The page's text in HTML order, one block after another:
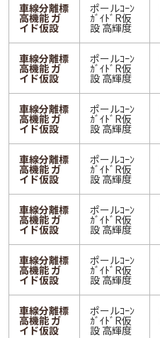
車線分離標
高機能 ガ
イド仮設
ポールｺｰﾝ
ｶﾞｲﾄﾞR仮
設 高輝度
車線分離標
高機能 ガ
イド仮設
ポールｺｰﾝ
ｶﾞｲﾄﾞR仮
設 高輝度
車線分離標
高機能 ガ
イド仮設
ポールｺｰﾝ
ｶﾞｲﾄﾞR仮
設 高輝度
車線分離標
高機能 ガ
イド仮設
ポールｺｰﾝ
ｶﾞｲﾄﾞR仮
設 高輝度
車線分離標
高機能 ガ
イド仮設
ポールｺｰﾝ
ｶﾞｲﾄﾞR仮
設 高輝度
車線分離標
高機能 ガ
イド仮設
ポールｺｰﾝ
ｶﾞｲﾄﾞR仮
設 高輝度
車線分離標
高機能 ガ
イド仮設
ポールｺｰﾝ
ｶﾞｲﾄﾞR仮
設 高輝度